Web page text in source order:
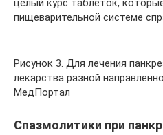
целый курс таблеток,
пищеварительной системе
Рисунок 3. Для лечения
лекарства разной
МедПортал
Спазмолитики при